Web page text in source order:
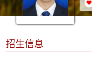
招生信息